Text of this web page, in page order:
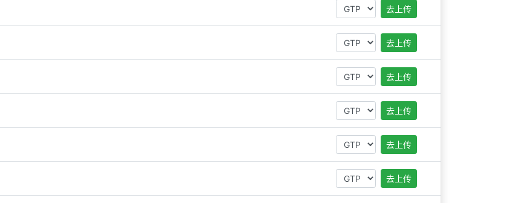
去上传
去上传
去上传
去上传
去上传
去上传